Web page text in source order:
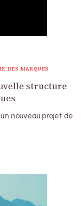
DES MARQUES
structure
nouveau projet de